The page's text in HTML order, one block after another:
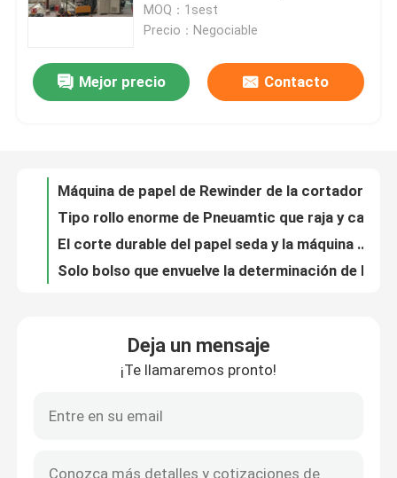
Productos
Sobre nosotros
Control de calidad
Contacta con nosotros
Solicitar una cita
VR
Cadena de producción del papel seda
rebobinar alta
MOQ：1sest
Precio：Negociable
Mejor precio Contacto
Vida útil larga automática doblada N del sistema de control del PLC de la bomba de vacío de raíz de la carpeta de la toalla
El corte durable del papel seda y la máquina del paquete de la empaquetadora conectan fácilmente
Deja un mensaje
¡Te llamaremos pronto!